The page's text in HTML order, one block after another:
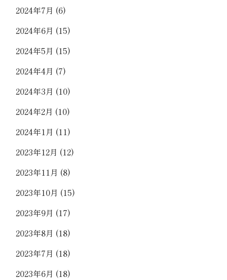
2024年7月 (6)
2024年6月 (15)
2024年5月 (15)
2024年4月 (7)
2024年3月 (10)
2024年2月 (10)
2024年1月 (11)
2023年12月 (12)
2023年11月 (8)
2023年10月 (15)
2023年9月 (17)
2023年8月 (18)
2023年7月 (18)
2023年6月 (18)